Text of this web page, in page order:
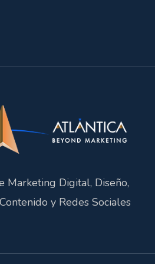
Marketing Digital, Diseño,
y Redes Sociales